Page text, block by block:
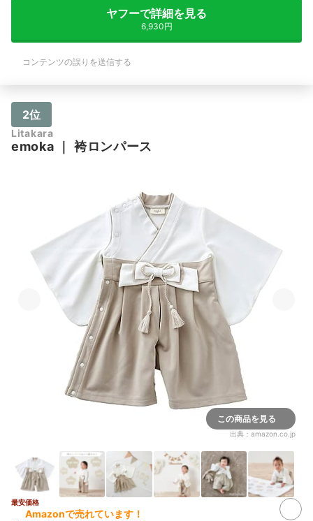
ヤフーで詳細を見る
6,930円
コンテンツの誤りを送信する
2位
Litakara
emoka 袴ロンパース
この商品を見る
出典： amazon.co.jp
最安価格
Amazonで売れています！